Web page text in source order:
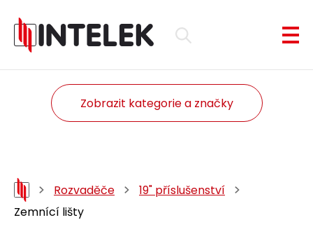
Zobrazit kategorie a značky
Rozvaděče
19" příslušenství
Zemnící lišty